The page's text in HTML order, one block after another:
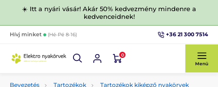
☀️ Itt a nyári vásár! Akár 50% kedvezmény mindenre a
kedvenceidnek!
Hívj minket (Hé-Pé 8-16) +36 21 300 7514
0
Menü
Bevezetés Tartozékok
Tartozékok kiképző nyakörvek